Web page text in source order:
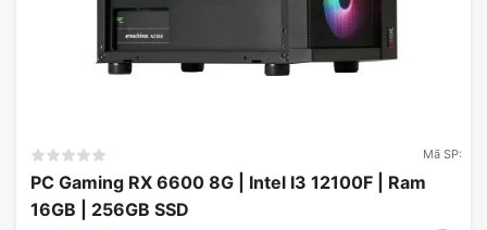
Mã SP:
PC Gaming RX 6600 8G | Intel I3 12100F | Ram
16GB | 256GB SSD